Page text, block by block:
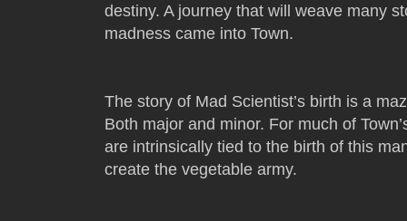
destiny. A journey that will weave many
madness came into Town.
The story of Mad Scientist’s birth is a
Both major and minor. For much of
are intrinsically tied to the birth of this
create the vegetable army.